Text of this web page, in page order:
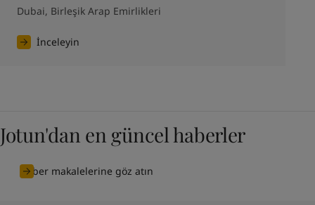
Dubai, Birleşik Arap Emirlikleri
İnceleyin
Jotun'dan en güncel haberler
Haber makalelerine göz atın